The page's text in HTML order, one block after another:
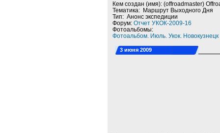
Кем создан (имя): (offroadmaster)
Тематика: Маршрут Выходного Дня
Тип: Анонс экспедиции
Форум: Отчет УКОК-2009-16
Фотоальбомы:
Фотоальбом. Июль. Укок. Новокузнецк
3 июня 2009